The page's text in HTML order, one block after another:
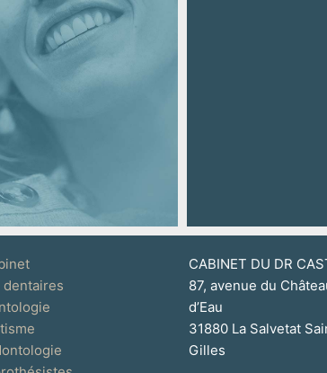
dentaires
CABINET DU DR
87, avenue du
d’Eau
31880 La Salvetat
Gilles